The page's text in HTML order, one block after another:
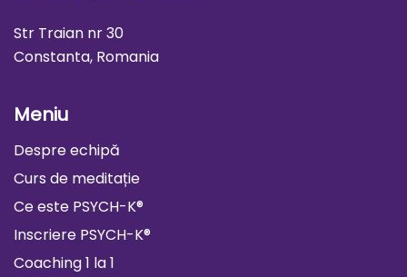
Str Traian nr 30
Constanta, Romania
Meniu
Despre echipă
Curs de meditație
Ce este PSYCH-K®
Inscriere PSYCH-K®
Coaching 1 la 1